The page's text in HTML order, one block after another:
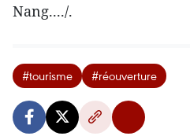
Nang..../.
#tourisme #réouverture